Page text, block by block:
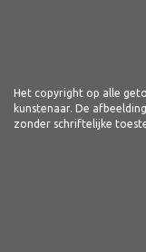
Het copyright op alle
kunstenaar. De
zonder schriftelijke